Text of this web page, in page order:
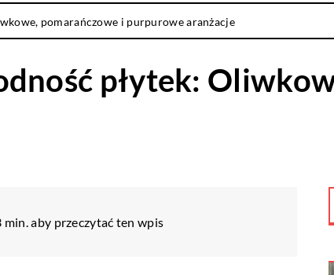
pomarańczowe i purpurowe aranżacje
płytek:
min. aby przeczytać ten wpis